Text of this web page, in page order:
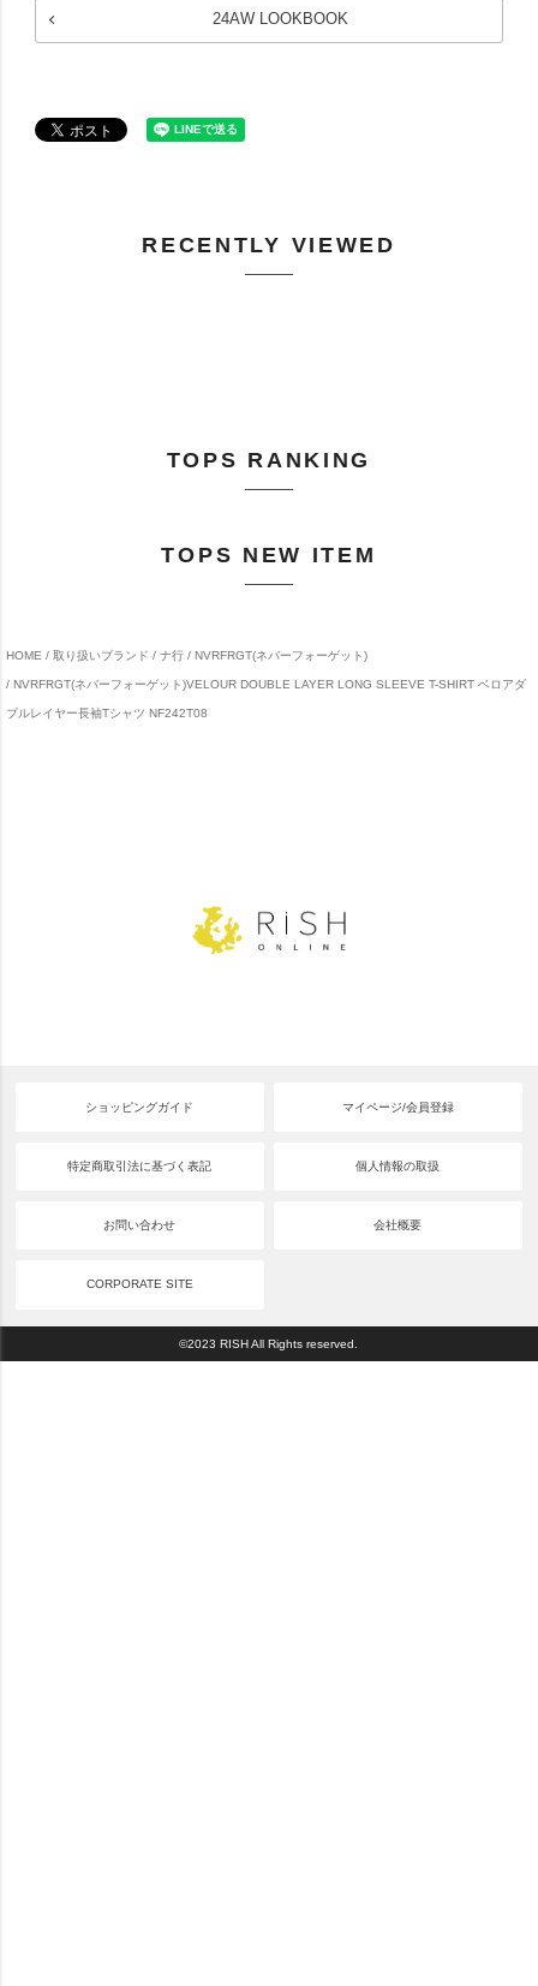
24AW LOOKBOOK
RECENTLY VIEWED
TOPS RANKING
TOPS NEW ITEM
HOME 取り扱いブランド ナ行 NVRFRGT(ネバーフォーゲット)
NVRFRGT(ネバーフォーゲット)VELOUR DOUBLE LAYER LONG SLEEVE T-SHIRT ベロアダ
ブルレイヤー長袖Tシャツ NF242T08
ショッピングガイド マイページ/会員登録
特定商取引法に基づく表記 個人情報の取扱
お問い合わせ 会社概要
CORPORATE SITE
©2023 RISH All Rights reserved.